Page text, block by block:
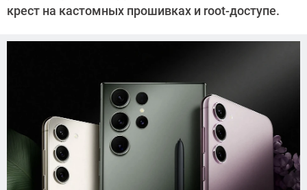
крест на кастомных прошивках и root-доступе.